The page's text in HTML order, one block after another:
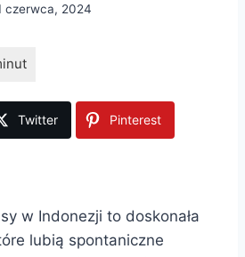
czerwca, 2024
Twitter Pinterest
w Indonezji to doskonała
lubią spontaniczne